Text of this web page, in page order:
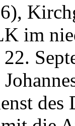
im
des